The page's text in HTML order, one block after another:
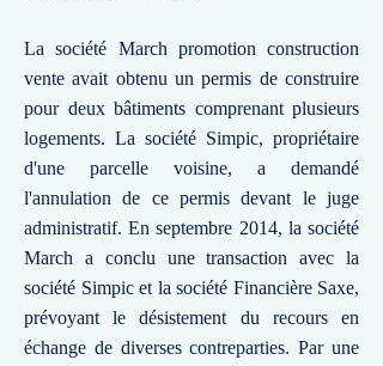
La société March promotion construction
vente avait obtenu un permis de construire
pour deux bâtiments comprenant plusieurs
logements. La société Simpic, propriétaire
d'une parcelle voisine, a demandé
l'annulation de ce permis devant le juge
administratif. En septembre 2014, la société
March a conclu une transaction avec la
société Simpic et la société Financière Saxe,
prévoyant le désistement du recours en
échange de diverses contreparties. Par une